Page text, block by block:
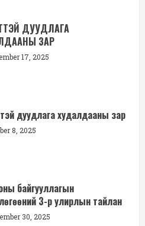
ДУУДЛАГА
ЗАР
17, 2025
дуудлага худалдааны зар
8, 2025
байгууллагын
3-р улирлын тайлан
30, 2025